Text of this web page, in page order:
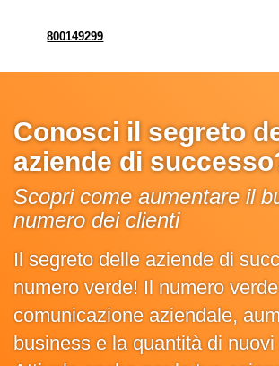
800149299
Conosci il segreto
aziende di
Scopri come aumentare il
numero dei clienti
Il segreto delle aziende di
numero verde! Il numero
comunicazione aziendale,
business e la quantità di nuovi